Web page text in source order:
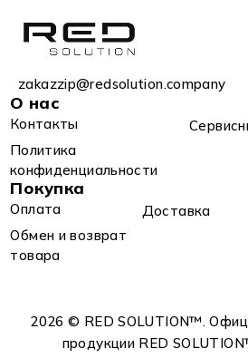
zakazzip@redsolution.company
О нас
Контакты
Политика
конфиденциальности
Покупка
Оплата
Доставка
Обмен и возврат
товара
2026 © RED SOLUTION™.
продукции RED